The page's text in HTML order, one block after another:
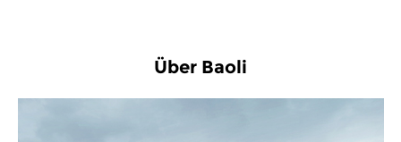
Über Baoli